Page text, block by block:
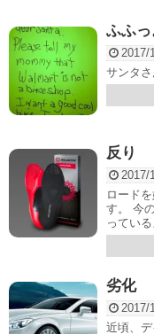
ふふっ
2017/
サンタさ
反り
2017/
ロード
す。 今
ってい
劣化
2017/
近頃、